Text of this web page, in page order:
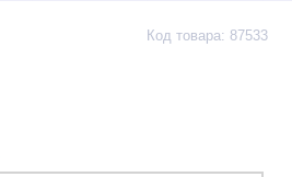
Код товара: 87533